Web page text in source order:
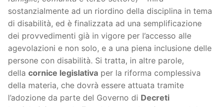
sostanzialmente ad un riordino della disciplina in tema
di disabilità, ed è finalizzata ad una semplificazione
dei provvedimenti già in vigore per l’accesso alle
agevolazioni e non solo, e a una piena inclusione delle
persone con disabilità. Si tratta, in altre parole,
della cornice legislativa per la riforma complessiva
della materia, che dovrà essere attuata tramite
l’adozione da parte del Governo di Decreti